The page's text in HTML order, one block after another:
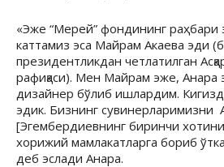
«Эже “Мерей” фондининг раҳбари
каттамиз эса Майрам Акаева эди
президентликдан четлатилган
рафиқаси). Мен Майрам эже, Анара
дизайнер бўлиб ишлардим.
эдик. Бизнинг сувинерларимизни
[Эгембердиевнинг биринчи
хорижий мамлакатларга бориб
деб эслади Анара.